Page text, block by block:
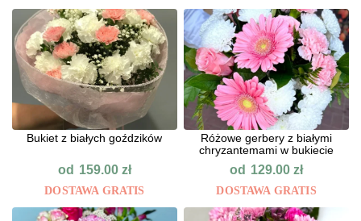
Bukiet z białych goździków
od 159.00 zł
DOSTAWA GRATIS
Różowe gerbery z białymi
chryzantemami w bukiecie
od 129.00zł
DOSTAWA GRATIS